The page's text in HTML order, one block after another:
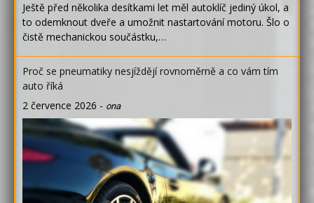
Ještě před několika desítkami let měl autoklíč jediný úkol, a
to odemknout dveře a umožnit nastartování motoru. Šlo o
čistě mechanickou součástku,…
Proč se pneumatiky nesjíždějí rovnoměrně a co vám tím
auto říká
2 července 2026 - ona